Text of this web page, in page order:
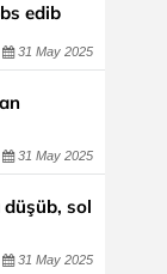
edib
31 May 2025
31 May 2025
sol
31 May 2025